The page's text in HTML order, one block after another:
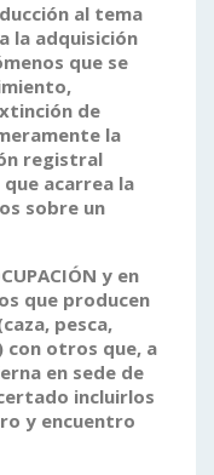
al tema
la adquisición
que se
de
la
registral
acarrea la
sobre un
y en
que producen
pesca,
con otros que, a
en sede de
incluirlos
y encuentro